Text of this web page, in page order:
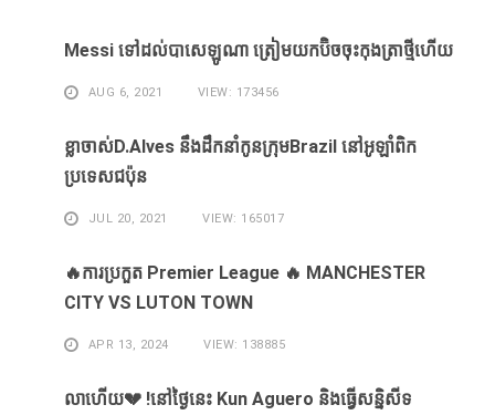
Messi ​ទៅ​ដល់​បាសេឡូណា ​ត្រៀម​យក​ប៊ិច​ចុះ​កុងត្រា​ថ្មី​ហើយ​
AUG 6, 2021 VIEW: 173456
ខ្លា​ចាស់D.Alves ​នឹង​ដឹក​នាំ​កូន​ក្រុម​Brazil ​នៅ​អូឡាំពិក​
ប្រទេស​ជប៉ុន​
JUL 20, 2021 VIEW: 165017
🔥ការប្រកួត Premier League 🔥 MANCHESTER
CITY VS LUTON TOWN
APR 13, 2024 VIEW: 138885
លាហេីយ💔 !នៅថ្ងៃនេះ Kun Aguero និងធ្វេីសន្និសីទ